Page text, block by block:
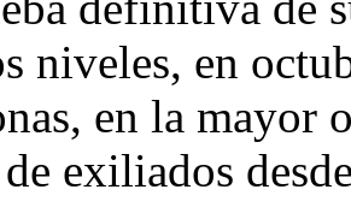
niveles, en
en la mayor
exiliados